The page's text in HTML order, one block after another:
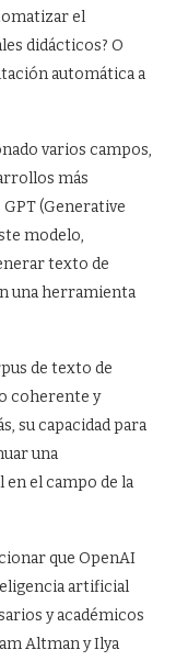
el
didácticos? O
automática a
varios campos,
más
(Generative
modelo,
texto de
una herramienta
de texto de
coherente y
su capacidad para
una
el campo de la
que OpenAI
artificial
y académicos
Altman y Ilya